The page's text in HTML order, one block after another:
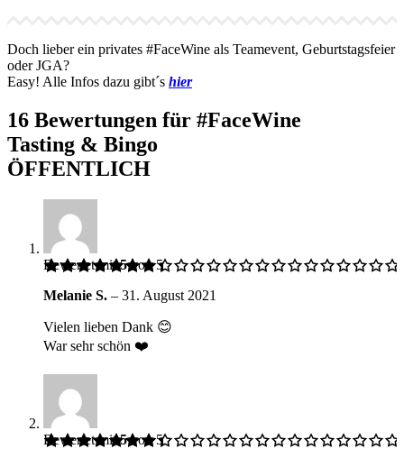
Doch lieber ein privates #FaceWine als Teamevent, Geburtstagsfeier
oder JGA?
Easy! Alle Infos dazu gibt´s hier
16 Bewertungen für #FaceWine
Tasting & Bingo
ÖFFENTLICH
Bewertet mit5von 5
Melanie S. – 31. August 2021
Vielen lieben Dank 😊
War sehr schön ❤️
Bewertet mit5von 5